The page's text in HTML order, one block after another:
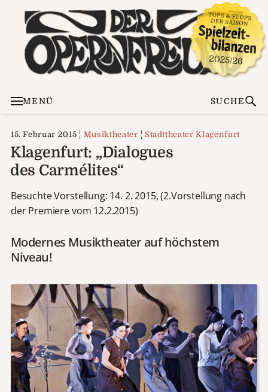
MENÜ SUCHE
15. Februar 2015 Musiktheater Stadttheater Klagenfurt
Klagenfurt: „Dialogues
des Carmélites“
Besuchte Vorstellung: 14. 2. 2015, (2.Vorstellung nach
der Premiere vom 12.2.2015)
Modernes Musiktheater auf höchstem
Niveau!